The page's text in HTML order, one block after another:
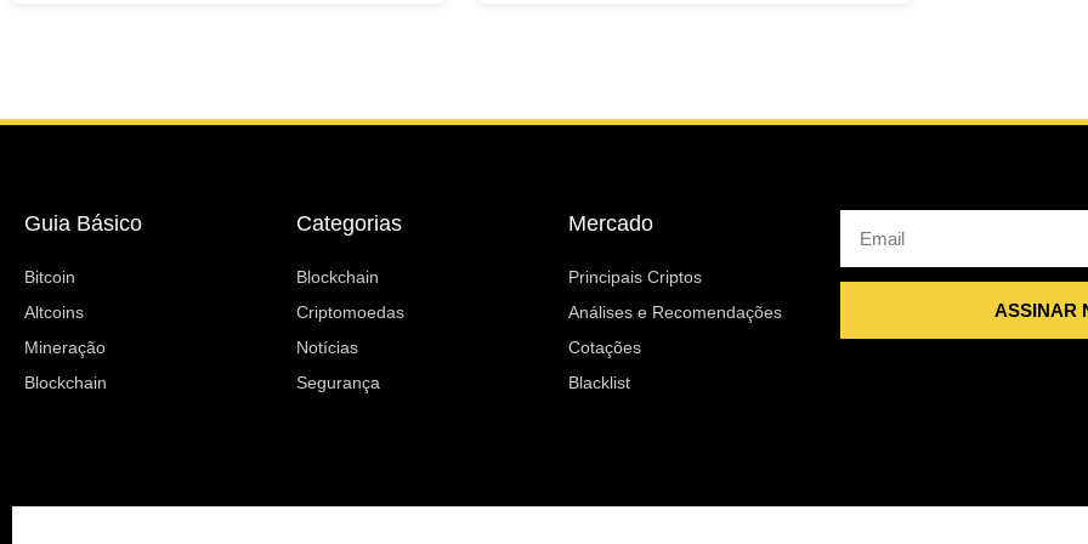
Guia Básico
Bitcoin
Altcoins
Mineração
Blockchain
Categorias
Blockchain
Criptomoedas
Notícias
Segurança
Mercado
Principais Criptos
Análises e Recomendações
Cotações
Blacklist
ASSINAR